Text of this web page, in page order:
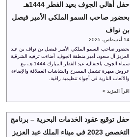
حفل أهالي الجوف بعيد الفطر 1444هـ
بحضور صاحب السمو الملكي الأمير فيصل
بن نواف
14 أغسطس، 2025
بحضور صاحب السمو الملكي الأمير فيصل بن نواف بن عبد
العزيز آل سعود، أمير منطقة الجوف، أضاءت ترفيه الشرقية
سماء الجوف باحتفالية عيد الفطر المبارك 1444 هـ، مع
عروض مبهرة تشمل المسرح والشاشات العملاقة والإضاءة
والألعاب النارية في أجواء تنظيمية راقية.
اقرأ المزيد >
حفل توقيع عقود الخدمات البحرية – برنامج
التخصص 2023 في ميناء الملك عبد العزيز